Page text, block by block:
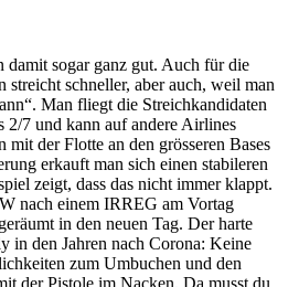
damit sogar ganz gut. Auch für die
streicht schneller, aber auch, weil man
Man fliegt die Streichkandidaten
2/7 und kann auf andere Airlines
mit der Flotte an den grösseren Bases
erkauft man sich einen stabileren
zeigt, dass das nicht immer klappt.
nach einem IRREG am Vortag
in den neuen Tag. Der harte
in den Jahren nach Corona: Keine
zum Umbuchen und den
der Pistole im Nacken. Da musst du